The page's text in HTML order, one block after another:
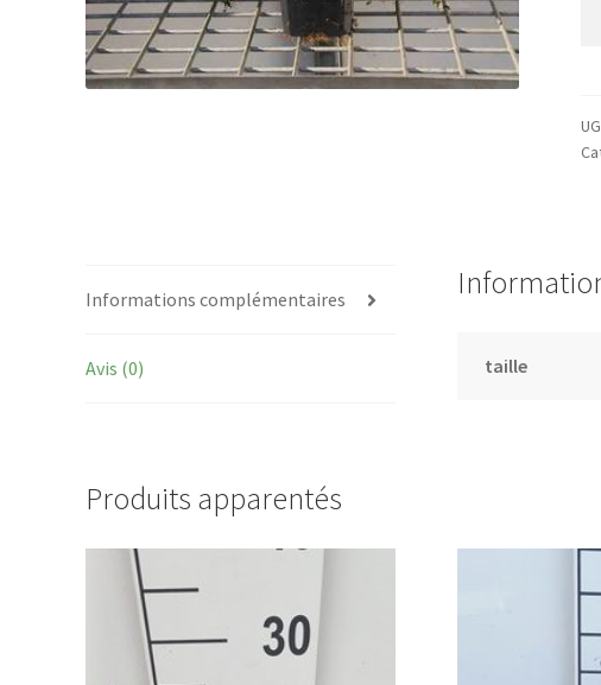
Informations complémentaires
Avis (0) taille
Produits apparentés